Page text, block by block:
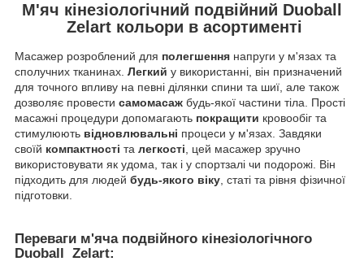
М'яч кінезіологічний подвійний Duoball
Zelart кольори в асортименті
Масажер розроблений для полегшення напруги у м'язах та
сполучних тканинах. Легкий у використанні, він призначений
для точного впливу на певні ділянки спини та шиї, але також
дозволяє провести самомасаж будь-якої частини тіла. Прості
масажні процедури допомагають покращити кровообіг та
стимулюють відновлювальні процеси у м'язах. Завдяки
своїй компактності та легкості , цей масажер зручно
використовувати як удома, так і у спортзалі чи подорожі. Він
підходить для людей будь-якого віку , статі та рівня фізичної
підготовки.
Переваги м'яча подвійного кінезіологічного
Duoball Zelart: